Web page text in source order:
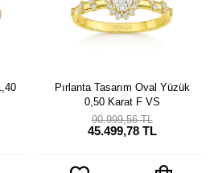
Pırlanta Tasarım Oval Yüzük
0,50 Karat F VS
45.499,78 TL
90.999,56 TL